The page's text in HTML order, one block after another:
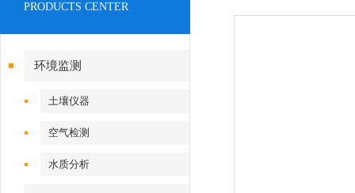
PRODUCTS CENTER
环境监测
土壤仪器
空气检测
水质分析